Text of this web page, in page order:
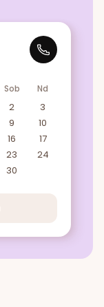
Sob Nd
2
3
9
10
16
17
23
24
30